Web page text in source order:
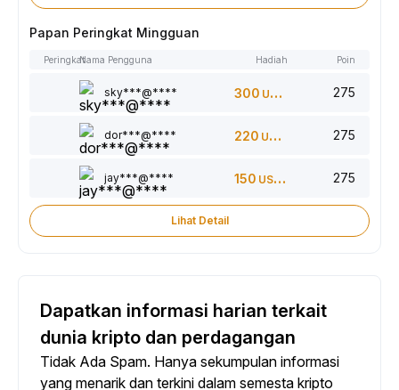
Papan Peringkat Mingguan
PeringkatNama Pengguna Hadiah Poin
sky***@**** 300 USDT 275
dor***@**** 220 USDT 275
jay***@**** 150 USDT 275
Lihat Detail
Dapatkan informasi harian terkait
dunia kripto dan perdagangan
Tidak Ada Spam. Hanya sekumpulan informasi
yang menarik dan terkini dalam semesta kripto